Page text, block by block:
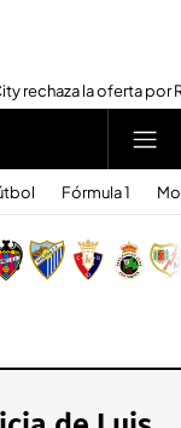
rechaza la oferta por
Fórmula 1